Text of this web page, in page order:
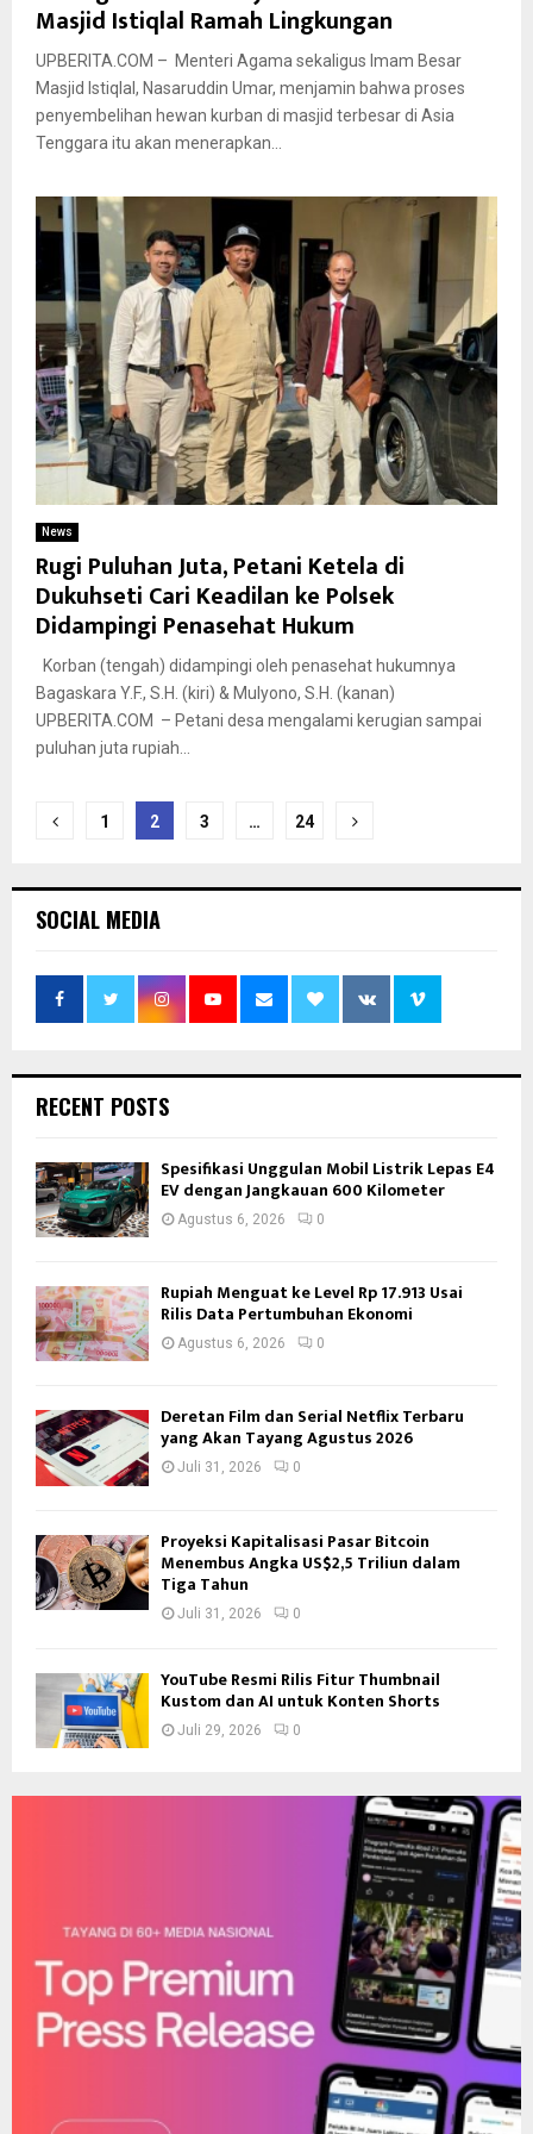
Masjid Istiqlal Ramah Lingkungan
UPBERITA.COM – Menteri Agama sekaligus Imam Besar
Masjid Istiqlal, Nasaruddin Umar, menjamin bahwa proses
penyembelihan hewan kurban di masjid terbesar di Asia
Tenggara itu akan menerapkan...
News
Rugi Puluhan Juta, Petani Ketela di
Dukuhseti Cari Keadilan ke Polsek
Didampingi Penasehat Hukum
Korban (tengah) didampingi oleh penasehat hukumnya
Bagaskara Y.F., S.H. (kiri) & Mulyono, S.H. (kanan)
UPBERITA.COM – Petani desa mengalami kerugian sampai
puluhan juta rupiah...
Paginasi
1 2 3 … 24
SOCIAL MEDIA
RECENT POSTS
Spesifikasi Unggulan Mobil Listrik Lepas E4
EV dengan Jangkauan 600 Kilometer
Agustus 6, 2026 0
Rupiah Menguat ke Level Rp 17.913 Usai
Rilis Data Pertumbuhan Ekonomi
Agustus 6, 2026 0
Deretan Film dan Serial Netflix Terbaru
yang Akan Tayang Agustus 2026
Juli 31, 2026 0
Proyeksi Kapitalisasi Pasar Bitcoin
Menembus Angka US$2,5 Triliun dalam
Tiga Tahun
Juli 31, 2026 0
YouTube Resmi Rilis Fitur Thumbnail
Kustom dan AI untuk Konten Shorts
Juli 29, 2026 0